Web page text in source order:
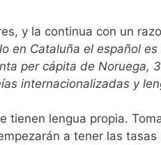
y la continua con un
en Cataluña el español
per cápita de Noruega,
internacionalizadas y
tienen lengua propia.
a tener las